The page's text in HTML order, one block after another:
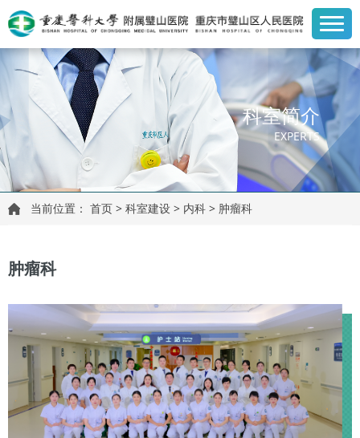
科室简介
EXPERTS
当前位置： 首页 > 科室建设 > 内科 > 肿瘤科
肿瘤科